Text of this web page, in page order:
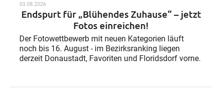
03.08.2026
Endspurt für „Blühendes Zuhause“ – jetzt
Fotos einreichen!
Der Fotowettbewerb mit neuen Kategorien läuft
noch bis 16. August - im Bezirksranking liegen
derzeit Donaustadt, Favoriten und Floridsdorf vorne.